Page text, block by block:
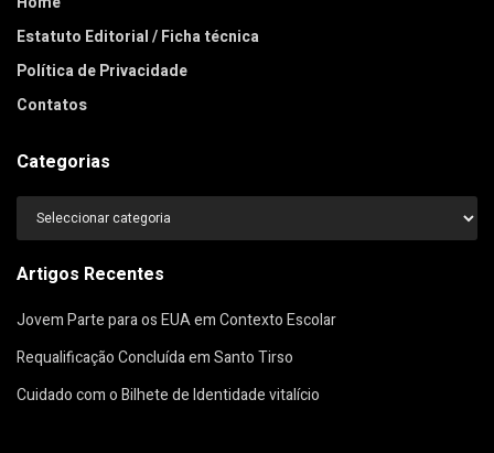
Estatuto Editorial / Ficha técnica
Política de Privacidade
Contatos
Categorias
Categorias
Artigos Recentes
Jovem Parte para os EUA em Contexto Escolar
Requalificação Concluída em Santo Tirso
Cuidado com o Bilhete de Identidade vitalício